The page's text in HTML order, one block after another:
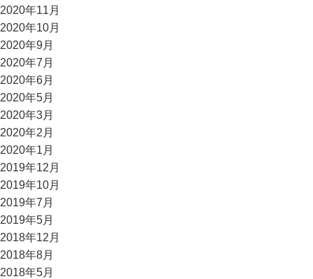
2020年11月
2020年10月
2020年9月
2020年7月
2020年6月
2020年5月
2020年3月
2020年2月
2020年1月
2019年12月
2019年10月
2019年7月
2019年5月
2018年12月
2018年8月
2018年5月